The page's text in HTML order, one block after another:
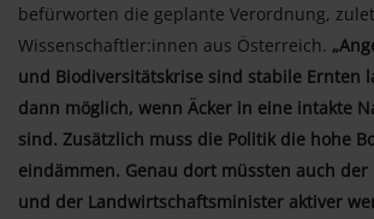
befürworten die geplante Verordnung,
Wissenschaftler:innen aus Österreich.
und Biodiversitätskrise sind stabile Ernten
dann möglich, wenn Äcker in eine intakte
sind. Zusätzlich muss die Politik die hohe
eindämmen. Genau dort müssten auch der
und der Landwirtschaftsminister aktiver